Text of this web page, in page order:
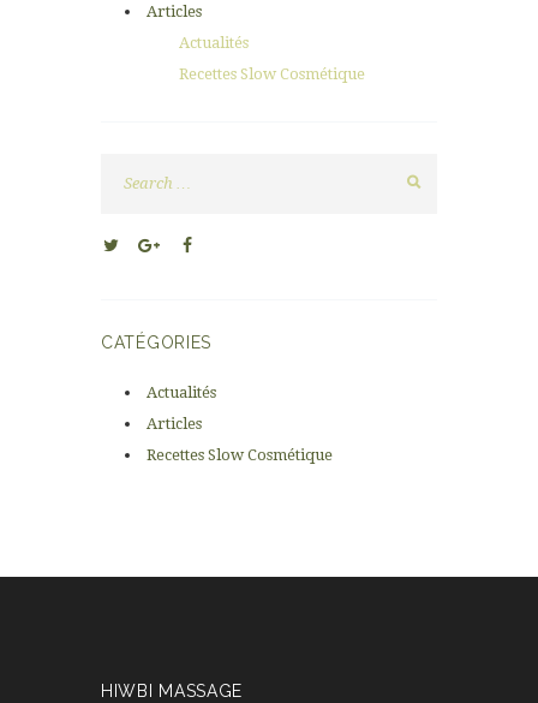
Articles
Actualités
Recettes Slow Cosmétique
CATÉGORIES
Actualités
Articles
Recettes Slow Cosmétique
HIWBI MASSAGE